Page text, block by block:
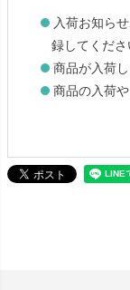
入荷お知ら
録してくださ
商品が入荷
商品の入荷